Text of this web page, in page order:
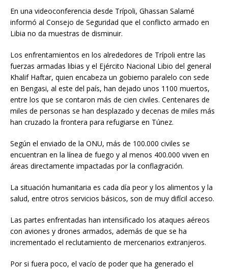
En una videoconferencia desde Trípoli, Ghassan Salamé
informó al Consejo de Seguridad que el conflicto armado en
Libia no da muestras de disminuir.
Los enfrentamientos en los alrededores de Trípoli entre las
fuerzas armadas libias y el Ejército Nacional Libio del general
Khalif Haftar, quien encabeza un gobierno paralelo con sede
en Bengasi, al este del país, han dejado unos 1100 muertos,
entre los que se contaron más de cien civiles. Centenares de
miles de personas se han desplazado y decenas de miles más
han cruzado la frontera para refugiarse en Túnez.
Según el enviado de la ONU, más de 100.000 civiles se
encuentran en la línea de fuego y al menos 400.000 viven en
áreas directamente impactadas por la conflagración.
La situación humanitaria es cada día peor y los alimentos y la
salud, entre otros servicios básicos, son de muy difícil acceso.
Las partes enfrentadas han intensificado los ataques aéreos
con aviones y drones armados, además de que se ha
incrementado el reclutamiento de mercenarios extranjeros.
Por si fuera poco, el vacío de poder que ha generado el